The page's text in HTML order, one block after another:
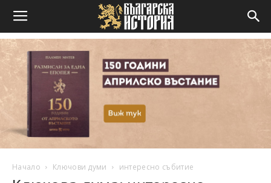
Начало Ключови думи интересно събитие